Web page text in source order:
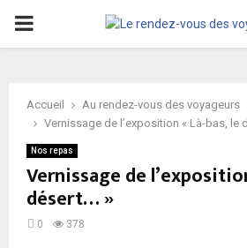
PRIMARY
Accueil Au rendez-vous des voyageurs
Vernissage de l’exposition « Là-bas, le
Nos repas
Vernissage de
désert… »
0 378